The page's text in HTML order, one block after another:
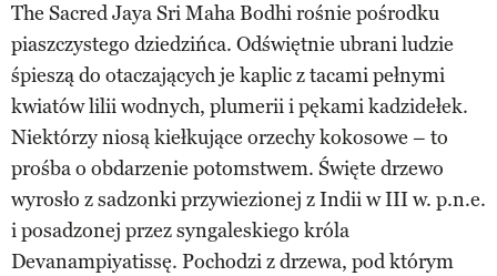
The Sacred Jaya Sri Maha Bodhi rośnie pośrodku
piaszczystego dziedzińca. Odświętnie ubrani ludzie
śpieszą do otaczających je kaplic z tacami pełnymi
kwiatów lilii wodnych, plumerii i pękami kadzidełek.
Niektórzy niosą kiełkujące orzechy kokosowe – to
prośba o obdarzenie potomstwem. Święte drzewo
wyrosło z sadzonki przywiezionej z Indii w III w. p.n.e.
i posadzonej przez syngaleskiego króla
Devanampiyatissę. Pochodzi z drzewa, pod którym